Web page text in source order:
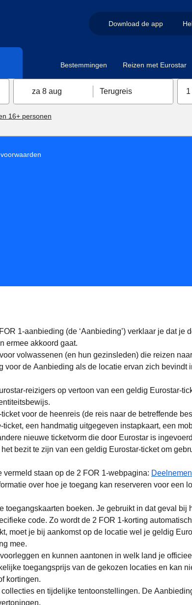
Download de app
Bestemmingen Reizen met Eurostar
za 8 aug Terugreis
16+ personen
1-aanbieding (de ‘Aanbieding’) verklaar je dat je
ermee akkoord gaat.
volwassenen (en hun gezinsleden) die reizen
voor de Aanbieding als de locatie ervan zich bevindt
reizigers op vertoon van een geldig Eurostar-
voor de heenreis (de reis naar de betreffende
-ticket, een handmatig uitgegeven instapkaart, een
nieuwe ticketvorm die door Eurostar is
bezit te zijn van een geldig Eurostar-ticket om
staan op de 2 FOR 1-webpagina:
over hoe je toegang kan reserveren voor een
toegangskaarten boeken. Je gebruikt in dat geval bij
code. Zo wordt de 2 FOR 1-korting
moet je bij aankomst op de locatie wel je geldig
mee.
en kunnen aantonen in welk land je
toegangsprijs van de gekozen locaties en kan
kortingen.
en tijdelijke tentoonstellingen. De